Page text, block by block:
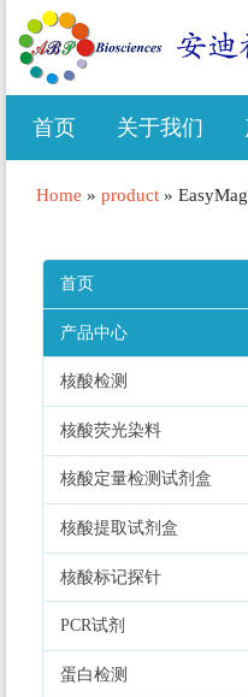
首页 关于我们
Home » product »
首页
产品中心
核酸检测
核酸荧光染料
核酸定量检测试剂盒
核酸提取试剂盒
核酸标记探针
PCR试剂
蛋白检测